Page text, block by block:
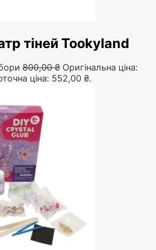
тіней Tookyland
800,00₴ Оригінальна ціна:
ціна: 552,00 ₴.